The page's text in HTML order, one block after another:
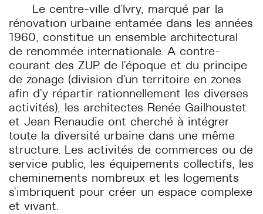
Le centre-ville d’Ivry, marqué par la
rénovation urbaine entamée dans les années
1960, constitue un ensemble architectural
de renommée internationale. A contre-
courant des ZUP de l’époque et du principe
de zonage (division d’un territoire en zones
afin d’y répartir rationnellement les diverses
activités), les architectes Renée Gailhoustet
et Jean Renaudie ont cherché à intégrer
toute la diversité urbaine dans une même
structure. Les activités de commerces ou de
service public, les équipements collectifs, les
cheminements nombreux et les logements
s’imbriquent pour créer un espace complexe
et vivant.